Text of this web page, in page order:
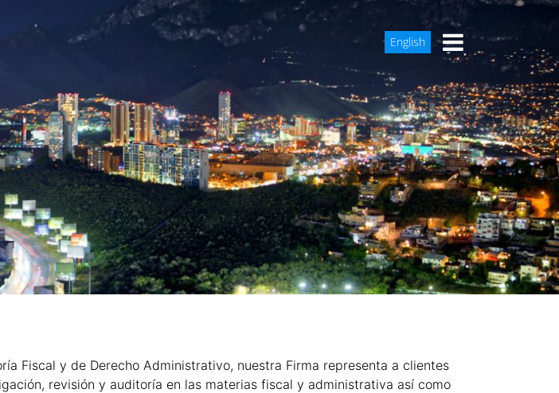
English
Fiscal y de Derecho Administrativo, nuestra Firma representa a clientes
revisión y auditoría en las materias fiscal y administrativa así como